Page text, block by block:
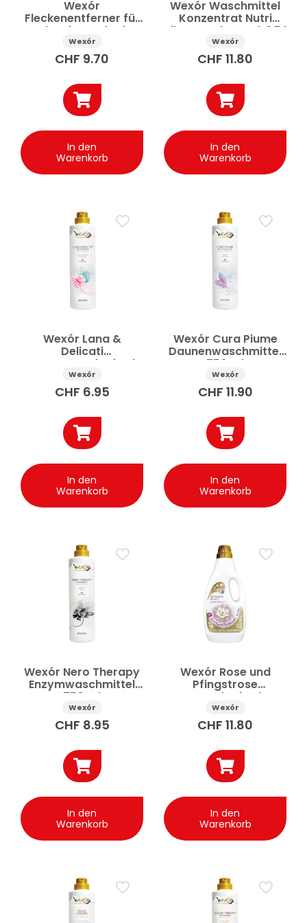
Wexór
Fleckenentferner für
Schweiss und Urin
Spray 400 ml
Wexór
CHF 9.70
In den
Warenkorb
Wexór Waschmittel
Konzentrat Nutri
Fibra Fresh Touch 1.5 l
Wexór
CHF 11.80
In den
Warenkorb
Wexór Lana &
Delicati
Enzymwaschmittel
750 ml
Wexór
CHF 6.95
In den
Warenkorb
Wexór Cura Piume
Daunenwaschmittel
750 ml
Wexór
CHF 11.90
In den
Warenkorb
Wexór Nero Therapy
Enzymwaschmittel
750 ml
Wexór
CHF 8.95
In den
Warenkorb
Wexór Rose und
Pfingstrose
Waschmittel
Konzentrat 1.5 l
Wexór
CHF 11.80
In den
Warenkorb